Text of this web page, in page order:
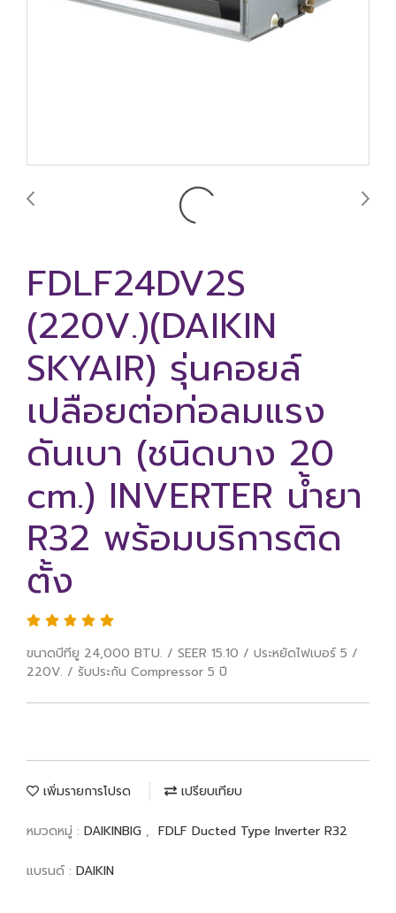
FDLF24DV2S
(220V.)(DAIKIN
SKYAIR) รุ่นคอยล์
เปลือยต่อท่อลมแรง
ดันเบา (ชนิดบาง 20
cm.) INVERTER น้ำยา
R32 พร้อมบริการติด
ตั้ง
ขนาดบีทียู 24,000 BTU. / SEER 15.10 / ประหยัดไฟเบอร์ 5 /
220V. / รับประกัน Compressor 5 ปี
เพิ่มรายการโปรด เปรียบเทียบ
หมวดหมู่ : DAIKINBIG , FDLF Ducted Type Inverter R32
แบรนด์ : DAIKIN